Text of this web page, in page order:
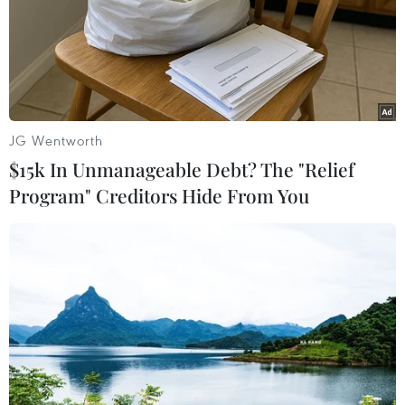
08/08/2026 14:19
Trung Quốc nâng mức ứng phó khẩn
cấp với bão Dolphin
08/08/2026 07:10
Điện Biên từng bước hình thành thị
Nghệ An: Lũ cuốn cầu tạm trên sông
Nậm Nơn khiến 3 bản ở xã Mỹ Lý bị
chia cắt
JG Wentworth
$15k In Unmanageable Debt? The "Relief
Program" Creditors Hide From You